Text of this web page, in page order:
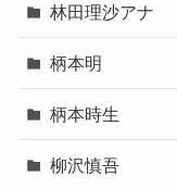
林田理沙アナ
柄本明
柄本時生
柳沢慎吾